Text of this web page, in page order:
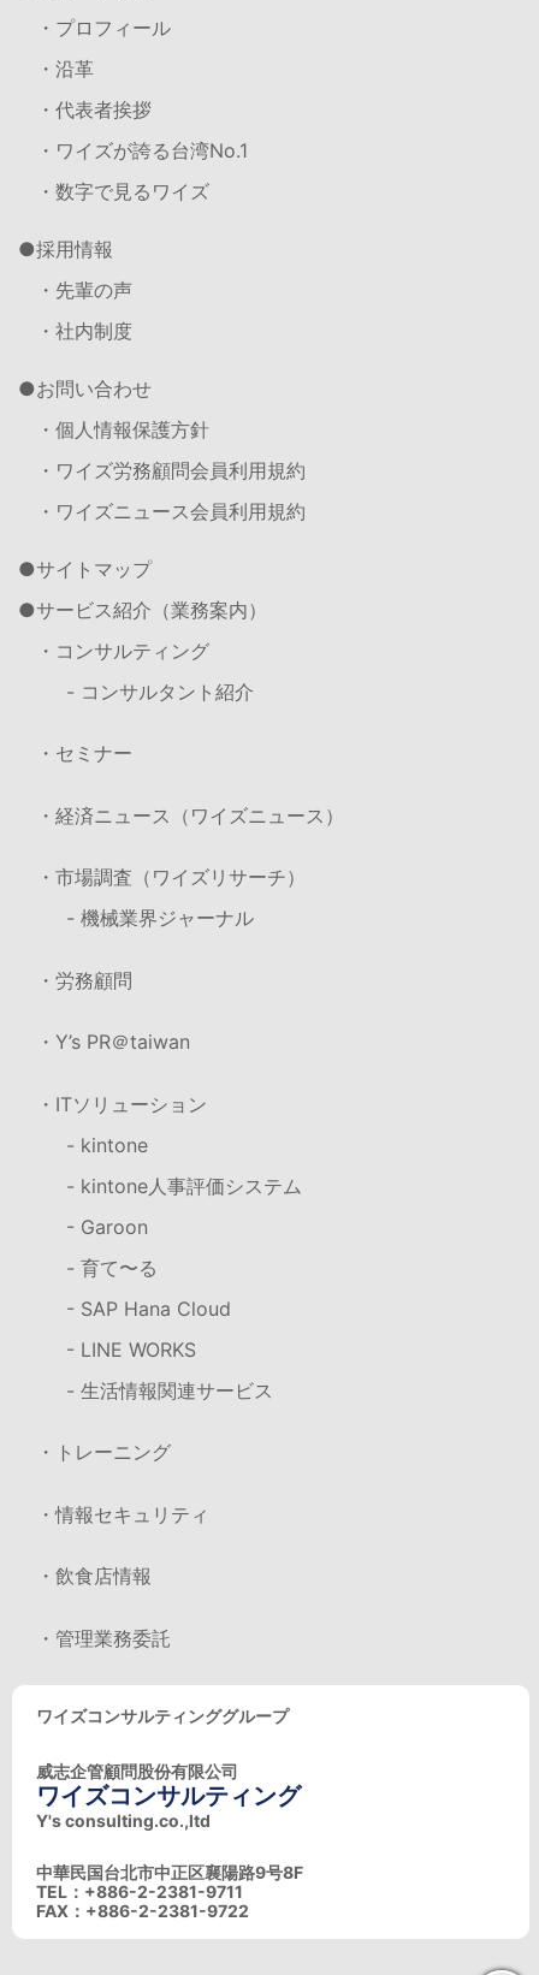
・プロフィール
・沿革
・代表者挨拶
・ワイズが誇る台湾No.1
・数字で見るワイズ
採用情報
・先輩の声
・社内制度
お問い合わせ
・個人情報保護方針
・ワイズ労務顧問会員利用規約
・ワイズニュース会員利用規約
サイトマップ
サービス紹介（業務案内）
・コンサルティング
- コンサルタント紹介
・セミナー
・経済ニュース（ワイズニュース）
・市場調査（ワイズリサーチ）
- 機械業界ジャーナル
・労務顧問
・Y’s PR＠taiwan
・ITソリューション
- kintone
- kintone人事評価システム
- Garoon
- 育て〜る
- SAP Hana Cloud
- LINE WORKS
- 生活情報関連サービス
・トレーニング
・情報セキュリティ
・飲食店情報
・管理業務委託
ワイズコンサルティンググループ
威志企管顧問股份有限公司
ワイズコンサルティング
Y's consulting.co.,ltd
中華民国台北市中正区襄陽路9号8F
TEL：+886-2-2381-9711
FAX：+886-2-2381-9722